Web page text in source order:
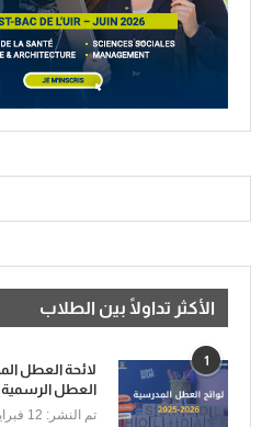
الأكثر تداولًا بين الطلاب
1
العطل الرسمية
تم النشر: